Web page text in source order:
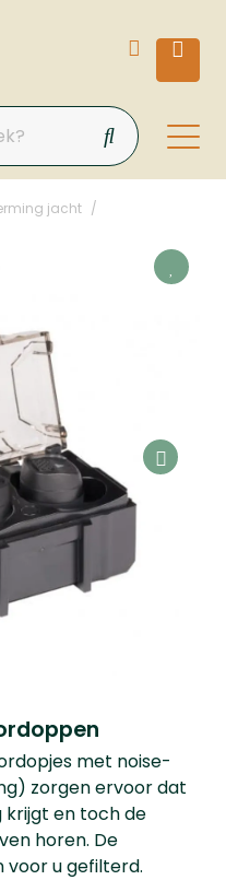
jacht
met noise-
zorgen ervoor dat
krijgt en toch de
horen. De
voor u gefilterd.